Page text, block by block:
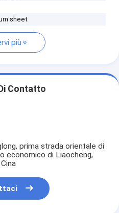
sheet
più
Contatto
prima strada orientale di
economico di Liaocheng,